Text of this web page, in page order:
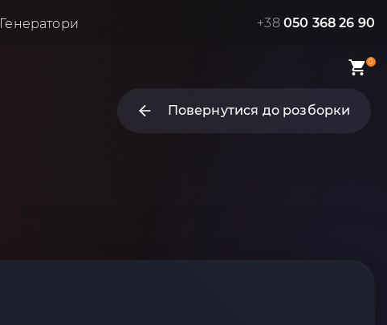
Генератори +38 050 368 26 90
0
Повернутися до розборки